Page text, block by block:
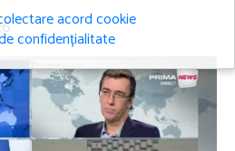
acord cookie
confidențialitate